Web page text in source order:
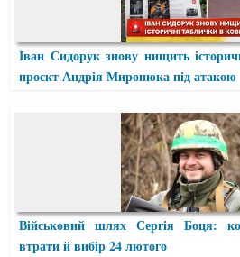
Іван Сидорук знову нищить
проєкт Андрія Миронюка під атакою
Військовий шлях Сергія Боця:
втрати й вибір 24 лютого